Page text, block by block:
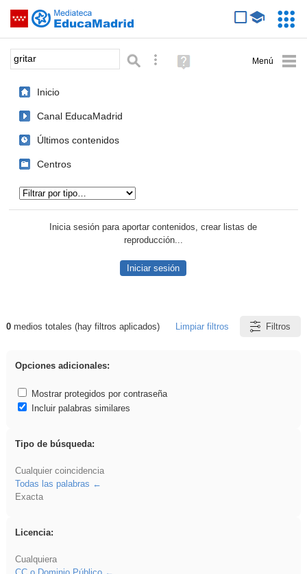
Saltar navegación
Palabra o frase: Búsqueda avanzada
Ayuda
(en
Inicio
Canal EducaMadrid
Últimos contenidos
Centros
Inicia sesión para aportar contenidos, crear listas de
reproducción...
Iniciar sesión
Resultados de: gritar
0medios totales (hay filtros aplicados) Limpiar filtros Filtros
Opciones adicionales:
Mostrar protegidos por contraseña
Incluir palabras similares
Tipo de búsqueda:
Cualquier coincidencia
Todas las palabras
Exacta
Licencia:
Cualquiera